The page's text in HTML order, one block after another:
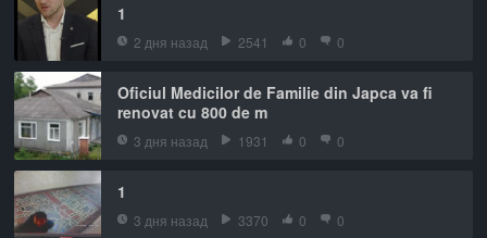
1
2 дня назад 2541 0 0
Oficiul Medicilor de Familie din Japca va fi
renovat cu 800 de m
3 дня назад 1931 0 0
1
3 дня назад 3370 0 0